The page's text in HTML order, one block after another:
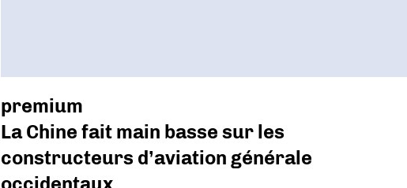
premium
La Chine fait main basse sur les
constructeurs d’aviation générale